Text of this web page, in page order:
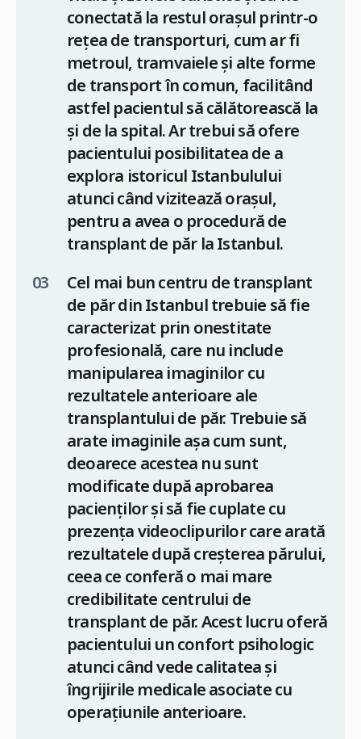
conectată la restul orașul printr-o
rețea de transporturi, cum ar fi
metroul, tramvaiele și alte forme
de transport în comun, facilitând
astfel pacientul să călătorească la
și de la spital. Ar trebui să ofere
pacientului posibilitatea de a
explora istoricul Istanbulului
atunci când vizitează orașul,
pentru a avea o procedură de
transplant de păr la Istanbul.
Cel mai bun centru de transplant
de păr din Istanbul trebuie să fie
caracterizat prin onestitate
profesională, care nu include
manipularea imaginilor cu
rezultatele anterioare ale
transplantului de păr. Trebuie să
arate imaginile așa cum sunt,
deoarece acestea nu sunt
modificate după aprobarea
pacienților și să fie cuplate cu
prezența videoclipurilor care arată
rezultatele după creșterea părului,
ceea ce conferă o mai mare
credibilitate centrului de
transplant de păr. Acest lucru oferă
pacientului un confort psihologic
atunci când vede calitatea și
îngrijirile medicale asociate cu
operațiunile anterioare.